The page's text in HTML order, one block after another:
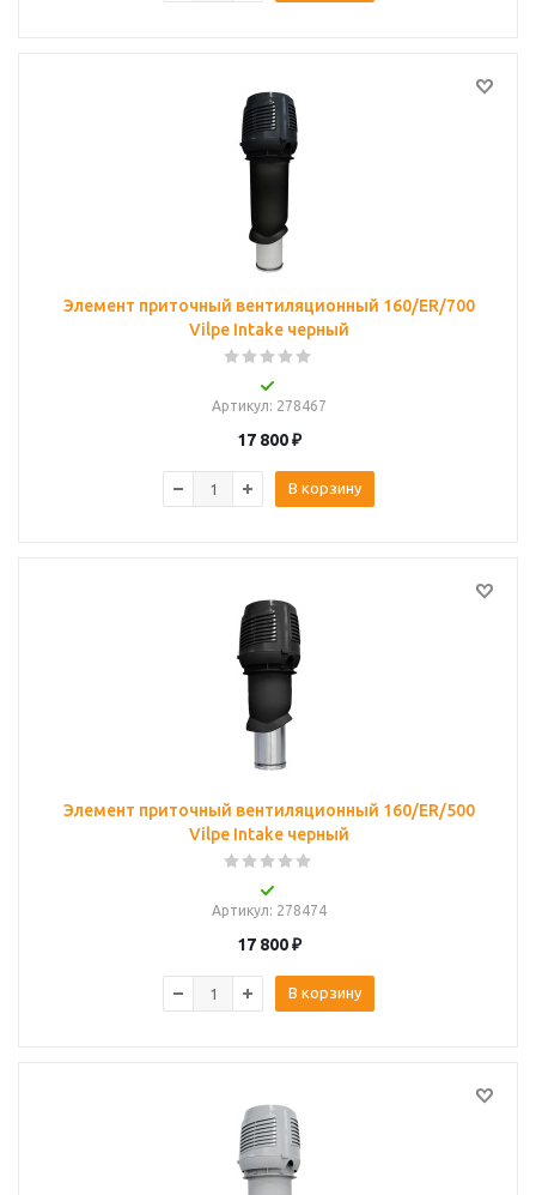
Элемент приточный вентиляционный 160/ER/700
Vilpe Intake черный
Артикул: 278467
17 800₽
В корзину
Элемент приточный вентиляционный 160/ER/500
Vilpe Intake черный
Артикул: 278474
17 800₽
В корзину